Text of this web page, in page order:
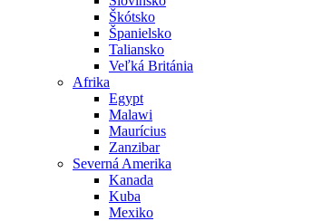
Škótsko
Španielsko
Taliansko
Veľká Británia
Afrika
Egypt
Malawi
Maurícius
Zanzibar
Severná Amerika
Kanada
Kuba
Mexiko